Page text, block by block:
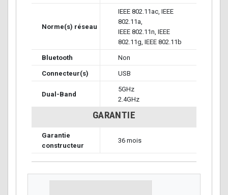
Norme(s) réseau
IEEE 802.11ac, IEEE
802.11a,
IEEE 802.11n, IEEE
802.11g, IEEE 802.11b
Bluetooth Non
Connecteur(s) USB
Dual-Band
5GHz
2.4GHz
GARANTIE
Garantie
constructeur
36 mois